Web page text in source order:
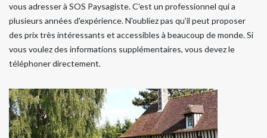
vous adresser à SOS Paysagiste. C'est un professionnel qui a
plusieurs années d'expérience. N'oubliez pas qu'il peut proposer
des prix très intéressants et accessibles à beaucoup de monde. Si
vous voulez des informations supplémentaires, vous devez le
téléphoner directement.